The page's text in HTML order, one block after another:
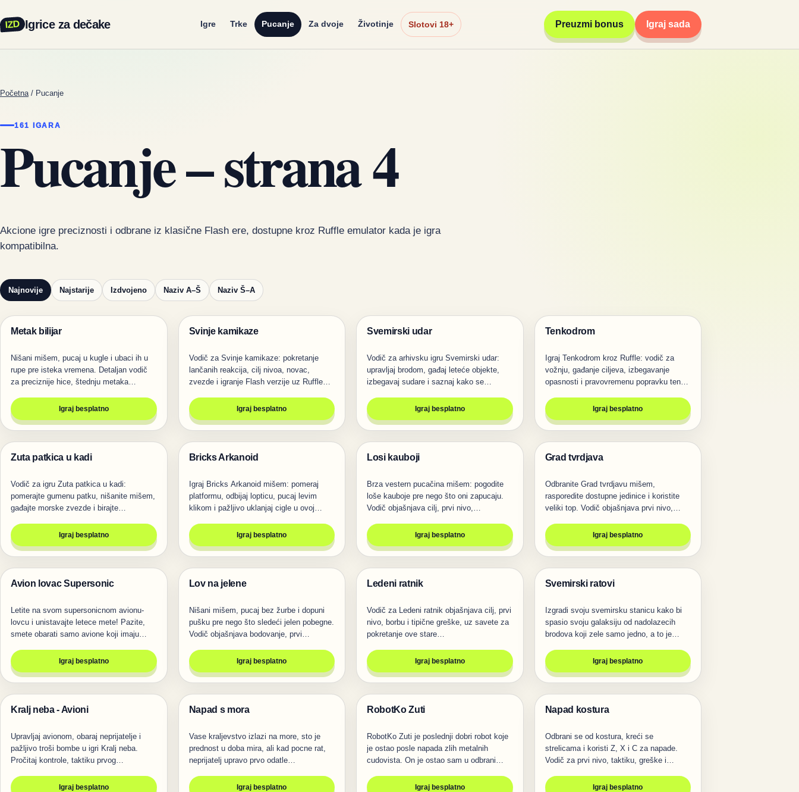
IZD Igrice za dečake Igre Trke Pucanje Za dvoje Životinje Slotovi 18+ Preuzmi bonus Igraj sada
Početna / Pucanje
161 IGARA
Pucanje – strana 4
Akcione igre preciznosti i odbrane iz klasične Flash ere, dostupne kroz Ruffle emulator kada je igra
kompatibilna.
Najnovije Najstarije Izdvojeno Naziv A–Š Naziv Š–A
Pucanje
Metak bilijar
Nišani mišem, pucaj u kugle i ubaci ih u
rupe pre isteka vremena. Detaljan vodič
za preciznije hice, štednju metaka…
Igraj besplatno
Pucanje
Svinje kamikaze
Vodič za Svinje kamikaze: pokretanje
lančanih reakcija, cilj nivoa, novac,
zvezde i igranje Flash verzije uz Ruffle…
Igraj besplatno
Pucanje
Svemirski udar
Vodič za arhivsku igru Svemirski udar:
upravljaj brodom, gađaj leteće objekte,
izbegavaj sudare i saznaj kako se…
Igraj besplatno
Pucanje
Tenkodrom
Igraj Tenkodrom kroz Ruffle: vodič za
vožnju, gađanje ciljeva, izbegavanje
opasnosti i pravovremenu popravku tenka
Igraj besplatno
Pucanje
Zuta patkica u kadi
Vodič za igru Zuta patkica u kadi:
pomerajte gumenu patku, nišanite mišem,
gađajte morske zvezde i birajte…
Igraj besplatno
Pucanje
Bricks Arkanoid
Igraj Bricks Arkanoid mišem: pomeraj
platformu, odbijaj lopticu, pucaj levim
klikom i pažljivo uklanjaj cigle u ovoj…
Igraj besplatno
Pucanje
Losi kauboji
Brza vestern pucačina mišem: pogodite
loše kauboje pre nego što oni zapucaju.
Vodič objašnjava cilj, prvi nivo,…
Igraj besplatno
Pucanje
Grad tvrdjava
Odbranite Grad tvrdjavu mišem,
rasporedite dostupne jedinice i koristite
veliki top. Vodič objašnjava prvi nivo,…
Igraj besplatno
Pucanje
Avion lovac Supersonic
Letite na svom supersonicnom avionu-
lovcu i unistavajte letece mete! Pazite,
smete obarati samo avione koji imaju…
Igraj besplatno
Pucanje
Lov na jelene
Nišani mišem, pucaj bez žurbe i dopuni
pušku pre nego što sledeći jelen pobegne.
Vodič objašnjava bodovanje, prvi…
Igraj besplatno
Pucanje
Ledeni ratnik
Vodič za Ledeni ratnik objašnjava cilj, prvi
nivo, borbu i tipične greške, uz savete za
pokretanje ove stare…
Igraj besplatno
Pucanje
Svemirski ratovi
Izgradi svoju svemirsku stanicu kako bi
spasio svoju galaksiju od nadolazecih
brodova koji zele samo jedno, a to je…
Igraj besplatno
Pucanje
Kralj neba - Avioni
Upravljaj avionom, obaraj neprijatelje i
pažljivo troši bombe u igri Kralj neba.
Pročitaj kontrole, taktiku prvog…
Igraj besplatno
Pucanje
Napad s mora
Vase kraljevstvo izlazi na more, sto je
prednost u doba mira, ali kad pocne rat,
neprijatelj upravo prvo odatle…
Igraj besplatno
Pucanje
RobotKo Zuti
RobotKo Zuti je poslednji dobri robot koje
je ostao posle napada zlih metalnih
cudovista. On je ostao sam u odbrani…
Igraj besplatno
Pucanje
Napad kostura
Odbrani se od kostura, kreći se
strelicama i koristi Z, X i C za napade.
Vodič za prvi nivo, taktiku, greške i…
Igraj besplatno